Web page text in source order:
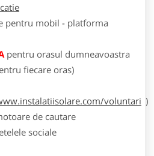
pentru mobil - platforma
pentru orasul dumneavoastra
fiecare oras)
voluntari )
de cautare
sociale